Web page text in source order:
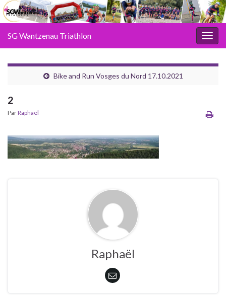
SG Wantzenau Triathlon
Bike and Run Vosges du Nord 17.10.2021
2
ParRaphaël
Raphaël